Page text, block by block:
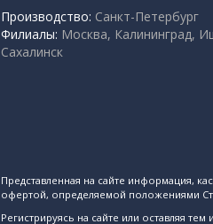
Производство: Санкт-Петербург
Филиалы: Москва, Калининград,
Сахалинск
Представленная на сайте информация,
офертой, определяемой положениями
Регистрируясь на сайте или оставляя